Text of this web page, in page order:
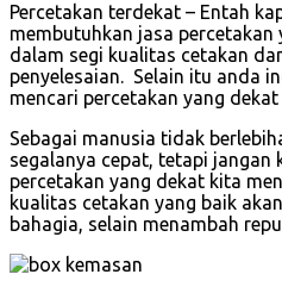
Percetakan terdekat – Entah
membutuhkan jasa
dalam segi kualitas cetakan
penyelesaian. Selain itu anda
mencari percetakan yang
Sebagai manusia tidak
segalanya cepat, tetapi jangan
percetakan yang dekat kita
kualitas cetakan yang baik
bahagia, selain menambah